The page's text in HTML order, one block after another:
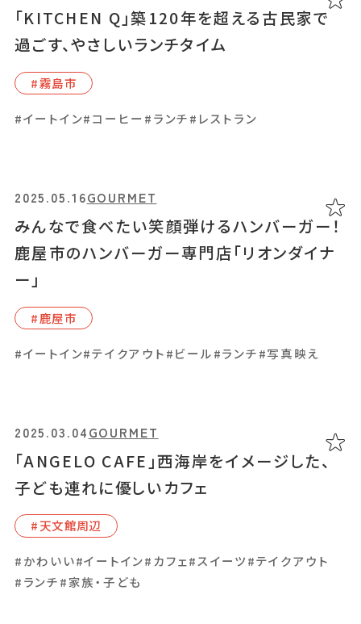
「KITCHEN Q」築120年を超える古民家で
過ごす、やさしいランチタイム
#霧島市
#イートイン#コーヒー #ランチ#レストラン
みんなで食べたい笑顔弾けるハンバーガー！
鹿屋市のハンバーガー専門店「リオンダイナ
ー」
2025.05.16GOURMET
#⿅屋市
#イートイン#テイクアウト#ビール#ランチ#写真映え
「ANGELO CAFE」西海岸をイメージした、
子ども連れに優しいカフェ
2025.03.04GOURMET
#天⽂館周辺
#かわいい#イートイン#カフェ#スイーツ#テイクアウト
#ランチ#家族・子ども
む、こだわりの一杯と月替わりスイーツ
#テイクアウト#焼き菓子
体操教室併設の「3levin cafe」。真っ白な空
間で楽しむスイーツやドリンク
2025.04.21GOURMET
#イートイン#カフェ
#スイーツ#テイクアウト #写真映え#焼き菓子
鹿児島水族館近くのトンテキ定食とクラフト
2025.04.17 GOURMET
#イートイン#カレー#テイクアウト